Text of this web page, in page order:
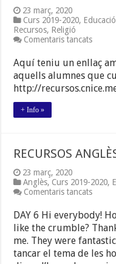
23 març, 2020
Curs 2019-2020,
Recursos, Religió
Comentaris tancatsa
PER
A
DE
Aquí teniu un enllaç
aquells alumnes que
http://
+ Info »
RECURSOS
23 març, 2020
Anglès, Curs 2019-2020,
Comentaris tancatsa
PER
A
(4t).
DAY 6 Hi everybody!
like the crumble?
me. They were
tancar el tema de les